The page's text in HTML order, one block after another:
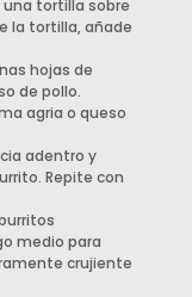
una tortilla sobre
la tortilla, añade
hojas de
de pollo.
agria o queso
adentro y
Repite con
medio para
crujiente